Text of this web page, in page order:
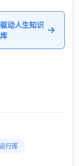
驱动人生知识
库
行库